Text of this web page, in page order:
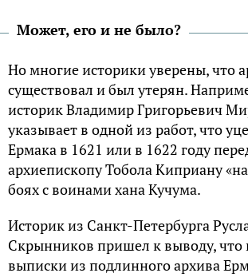
Может, его и не было?
Но многие историки уверены, что
существовал и был утерян.
историк Владимир Григорьевич
указывает в одной из работ, что
Ермака в 1621 или в 1622 году
архиепископу Тобола Киприану
боях с воинами хана Кучума.
Историк из Санкт-Петербурга
Скрынников пришел к выводу,
выписки из подлинного архива